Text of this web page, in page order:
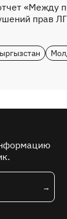
«Между
прав